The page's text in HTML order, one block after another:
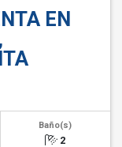
EN
Baño(s)
2